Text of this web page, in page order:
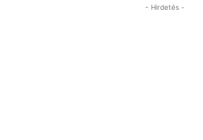
- Hirdetés -